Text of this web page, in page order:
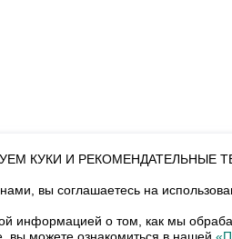
КУКИ И РЕКОМЕНДАТЕЛЬНЫЕ
вы соглашаетесь на
информацией о том, как мы